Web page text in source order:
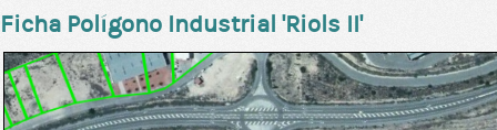
Ficha Polígono Industrial 'Riols II'